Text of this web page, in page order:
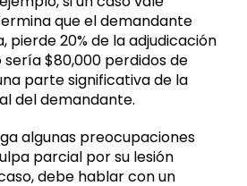
que el demandante
pierde 20% de la adjudicación
sería $80,000 perdidos de
parte significativa de la
del demandante.
algunas preocupaciones
parcial por su lesión
debe hablar con un